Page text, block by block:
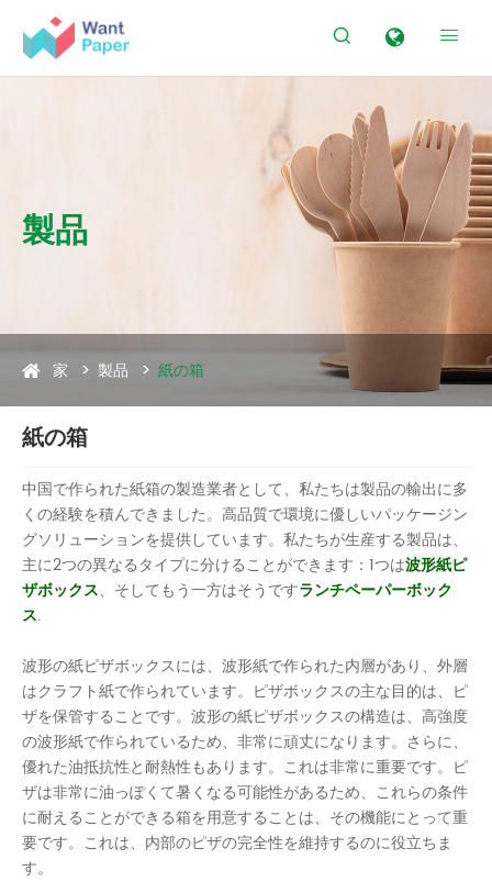
 
製品
家 製品 紙の箱
紙の箱
中国で作られた紙箱の製造業者として、私たちは製品の輸出に多
くの経験を積んできました。高品質で環境に優しいパッケージン
グソリューションを提供しています。私たちが生産する製品は、
主に2つの異なるタイプに分けることができます：1つは波形紙ピ
ザボックス、そしてもう一方はそうですランチペーパーボック
ス.
波形の紙ピザボックスには、波形紙で作られた内層があり、外層
はクラフト紙で作られています。ピザボックスの主な目的は、ピ
ザを保管することです。波形の紙ピザボックスの構造は、高強度
の波形紙で作られているため、非常に頑丈になります。さらに、
優れた油抵抗性と耐熱性もあります。これは非常に重要です。ピ
ザは非常に油っぽくて暑くなる可能性があるため、これらの条件
に耐えることができる箱を用意することは、その機能にとって重
要です。これは、内部のピザの完全性を維持するのに役立ちま
す。